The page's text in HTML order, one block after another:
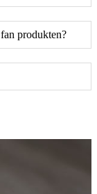
produkten?